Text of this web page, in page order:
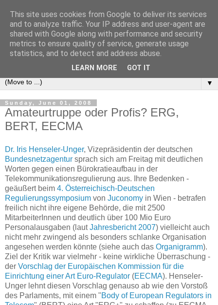
e-comm
Blog zum österreichischen und europäischen Recht der
elektronischen Kommunikationsnetze und -dienste
▼
Sunday, June 01, 2008
Amateurtruppe oder Profis? ERG,
BERT, EECMA
Dr. Iris Henseler-Unger, Vizepräsidentin der deutschen
Bundesnetzagentur sprach sich am Freitag mit deutlichen
Worten gegen einen Bürokratieaufbau in der
Telekommunikationsregulierung aus. Ihre Bedenken -
geäußert beim 4. Österreichisch-Deutschen
Regulierungssymposium von Juconomy in Wien - betrafen
freilich nicht ihre eigene Behörde, die mit 2500
MitarbeiterInnen und deutlich über 100 Mio Euro
Personalausgaben (lautJahresbericht 2007) vielleicht auch
nicht mehr zwingend als besonders schlanke Organisation
angesehen werden könnte (siehe auch das Organigramm).
Ziel der Kritik war vielmehr - keine wirkliche Überraschung -
der Vorschlag der Europäischen Kommission für die
Einrichtung einer Art Euro-Regulator (EECMA). Henseler-
Unger lehnt diesen Vorschlag genauso ab wie den Vorstoß
des Parlaments, mit einem "Body of European Regulators in
This site uses cookies from Google to deliver its services
and to analyze traffic. Your IP address and user-agent are
shared with Google along with performance and security
metrics to ensure quality of service, generate usage
statistics, and to detect and address abuse.
LEARN MORE GOT IT